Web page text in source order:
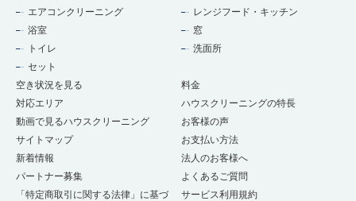
エアコンクリーニング
レンジフード・キッチン
浴室
窓
トイレ
洗面所
セット
空き状況を見る
料金
対応エリア
ハウスクリーニングの特長
動画で見るハウスクリーニング
お客様の声
サイトマップ
お支払い方法
新着情報
法人のお客様へ
パートナー募集
よくあるご質問
「特定商取引に関する法律」に基づ
サービス利用規約